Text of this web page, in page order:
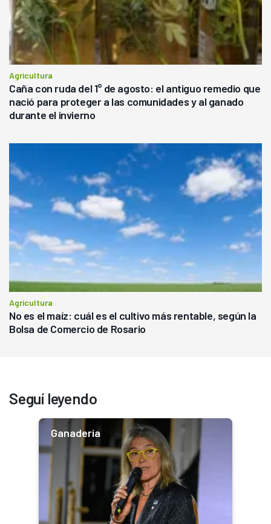
Agricultura
Caña con ruda del 1° de agosto: el antiguo remedio que
nació para proteger a las comunidades y al ganado
durante el invierno
Agricultura
No es el maíz: cuál es el cultivo más rentable, según la
Bolsa de Comercio de Rosario
Seguí leyendo
Ganadería